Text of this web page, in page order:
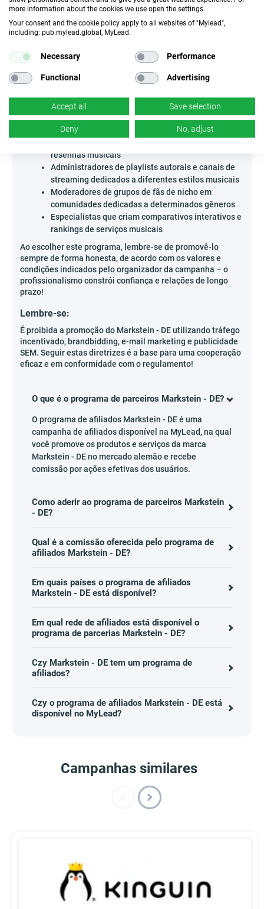
comunidades locais de fãs. Procure também fóruns de
discussão de nicho dedicados a gêneros musicais – é lá
que você pode alcançar verdadeiros entusiastas! Comece a
que ganhar dinheiro recomendando sons favoritos
realmente vale a pena!
Quem pode promover o Markstein - DE?
O programa de afiliados Markstein - DE é ideal para todos
que vivem música e conhecem o setor online. É
especialmente indicado para:
resenhas musicais
Administradores de playlists autorais e canais de
streaming dedicados a diferentes estilos musicais
Moderadores de grupos de fãs de nicho em
comunidades dedicadas a determinados gêneros
Especialistas que criam comparativos interativos e
rankings de serviços musicais
Ao escolher este programa, lembre-se de promovê-lo
sempre de forma honesta, de acordo com os valores e
condições indicados pelo organizador da campanha – o
profissionalismo constrói confiança e relações de longo
prazo!
Lembre-se:
É proibida a promoção do Markstein - DE utilizando tráfego
incentivado, brandbidding, e-mail marketing e publicidade
SEM. Seguir estas diretrizes é a base para uma cooperação
eficaz e em conformidade com o regulamento!
O que é o programa de parceiros Markstein - DE?
O programa de afiliados Markstein - DE é uma
campanha de afiliados disponível na MyLead, na qual
você promove os produtos e serviços da marca
Markstein - DE no mercado alemão e recebe
comissão por ações efetivas dos usuários.
Como aderir ao programa de parceiros Markstein
- DE?
Qual é a comissão oferecida pelo programa de
afiliados Markstein - DE?
Em quais países o programa de afiliados
Markstein - DE está disponível?
Em qual rede de afiliados está disponível o
programa de parcerias Markstein - DE?
Czy Markstein - DE tem um programa de
afiliados?
Czy o programa de afiliados Markstein - DE está
disponível no MyLead?
Campanhas similares
more information about the cookies we use open the settings.
Your consent and the cookie policy apply to all websites of "Mylead",
including: pub.mylead.global, MyLead.
Necessary Performance
Functional Advertising
Accept all Save selection
Deny No, adjust